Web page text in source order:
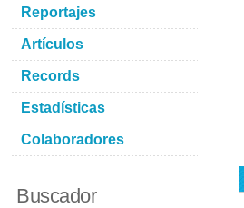
Reportajes
Artículos
Records
Estadísticas
Colaboradores
Buscador